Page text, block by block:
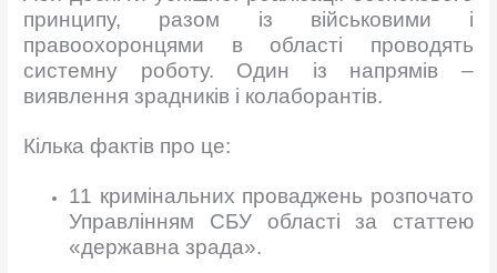
принципу, разом із військовими і
правоохоронцями в області проводять
системну роботу. Один із напрямів –
виявлення зрадників і колаборантів.
Кілька фактів про це:
11 кримінальних проваджень розпочато
Управлінням СБУ області за статтею
«державна зрада».